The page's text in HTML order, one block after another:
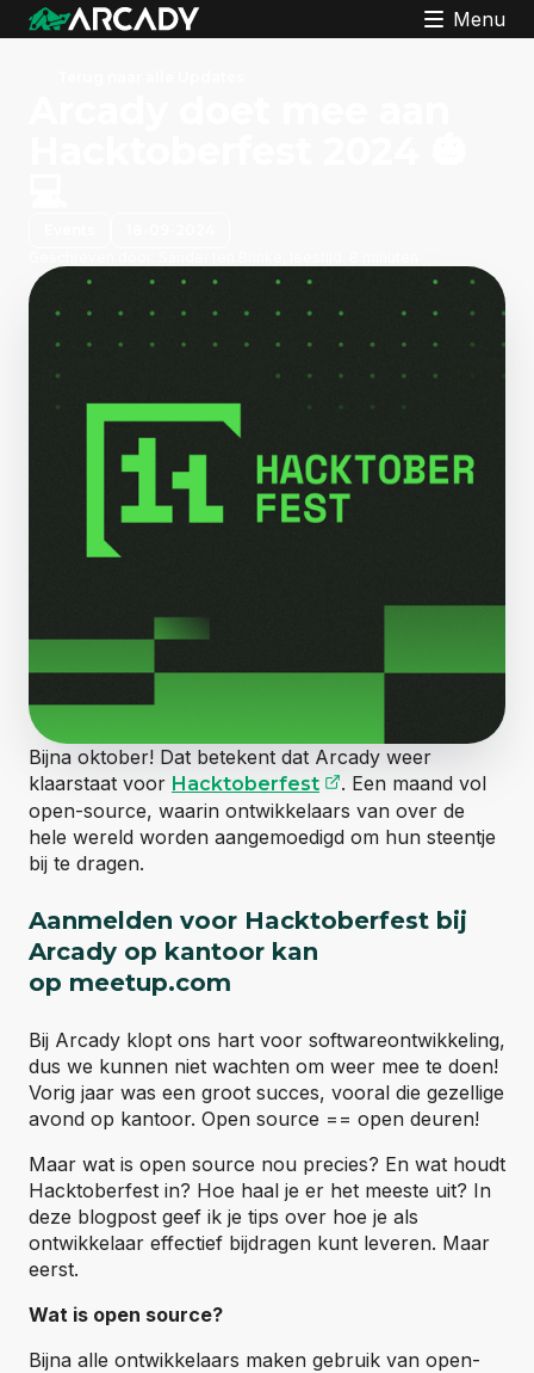
Menu
Bijna oktober! Dat betekent dat Arcady weer
klaarstaat voor Hacktoberfest (opent externe
. Een maand vol
open-source, waarin ontwikkelaars van over de
hele wereld worden aangemoedigd om hun steentje
bij te dragen.
Aanmelden voor Hacktoberfest bij
Arcady op kantoor kan
op meetup.com
Bij Arcady klopt ons hart voor softwareontwikkeling,
dus we kunnen niet wachten om weer mee te doen!
Vorig jaar was een groot succes, vooral die gezellige
avond op kantoor. Open source == open deuren!
Maar wat is open source nou precies? En wat houdt
Hacktoberfest in? Hoe haal je er het meeste uit? In
deze blogpost geef ik je tips over hoe je als
ontwikkelaar effectief bijdragen kunt leveren. Maar
eerst.
Wat is open source?
Bijna alle ontwikkelaars maken gebruik van open-